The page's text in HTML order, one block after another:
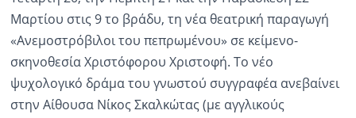
Μαρτίου στις 9 το βράδυ, τη νέα θεατρική παραγωγή
«Ανεμοστρόβιλοι του πεπρωμένου» σε κείμενο-
σκηνοθεσία Χριστόφορου Χριστοφή. Το νέο
ψυχολογικό δράμα του γνωστού συγγραφέα ανεβαίνει
στην Αίθουσα Νίκος Σκαλκώτας (με αγγλικούς